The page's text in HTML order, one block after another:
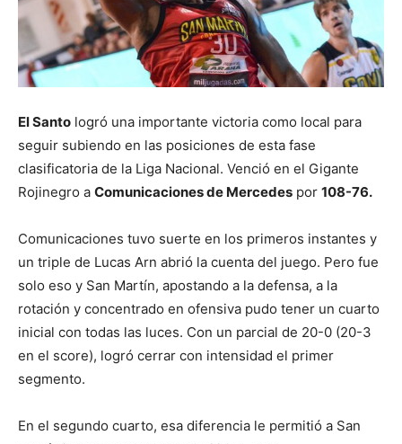
El Santo logró una importante victoria como local para
seguir subiendo en las posiciones de esta fase
clasificatoria de la Liga Nacional. Venció en el Gigante
Rojinegro a Comunicaciones de Mercedes por 108-76.
Comunicaciones tuvo suerte en los primeros instantes y
un triple de Lucas Arn abrió la cuenta del juego. Pero fue
solo eso y San Martín, apostando a la defensa, a la
rotación y concentrado en ofensiva pudo tener un cuarto
inicial con todas las luces. Con un parcial de 20-0 (20-3
en el score), logró cerrar con intensidad el primer
segmento.
En el segundo cuarto, esa diferencia le permitió a San